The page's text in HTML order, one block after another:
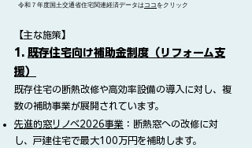
​令和７年度国土交通省住宅関連経済データは ココ をクリック
【主な施策】
1. 既存住宅向け補助金制度（リフォーム支
援）
既存住宅の断熱改修や高効率設備の導入に対し、複
数の補助事業が展開されています。
先進的窓リノベ2026事業 ：断熱窓への改修に対
し、戸建住宅で最大100万円を補助します。